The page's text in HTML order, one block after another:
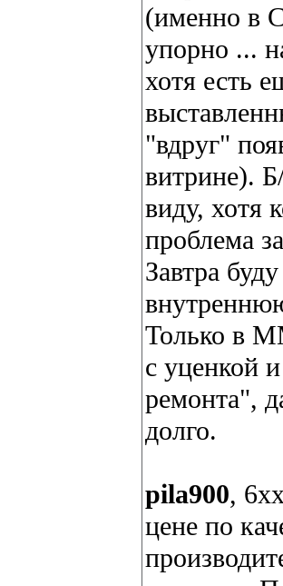
(именно в
упорно ...
хотя есть
"вдруг"
витрине).
виду, хотя
проблема
Завтра
Только в
с уценкой
ремонта",
долго.
pila900,
цене по